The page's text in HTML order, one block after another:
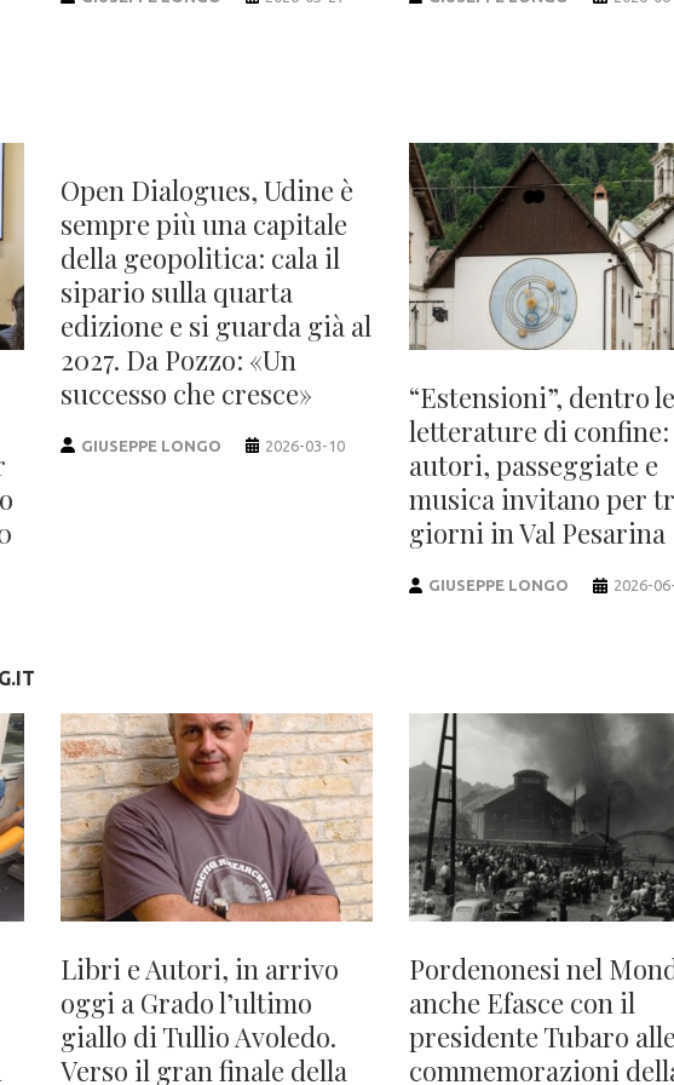
Open Dialogues, Udine è
sempre più una capitale
della geopolitica: cala il
sipario sulla quarta
edizione e si guarda già al
2027. Da Pozzo: «Un
successo che cresce»
GIUSEPPE LONGO 2026-03-10
“Estensioni”, dentro le
letterature di confine:
autori, passeggiate e
musica invitano per
giorni in Val Pesarina
GIUSEPPE LONGO 2026-
Libri e Autori, in arrivo
oggi a Grado l’ultimo
giallo di Tullio Avoledo.
Verso il gran finale della
Pordenonesi nel
anche Efasce con il
presidente Tubaro
commemorazioni